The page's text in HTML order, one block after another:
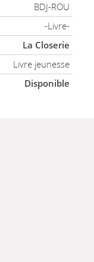
BDJ-ROU
-Livre-
La Closerie
Livre jeunesse
Disponible